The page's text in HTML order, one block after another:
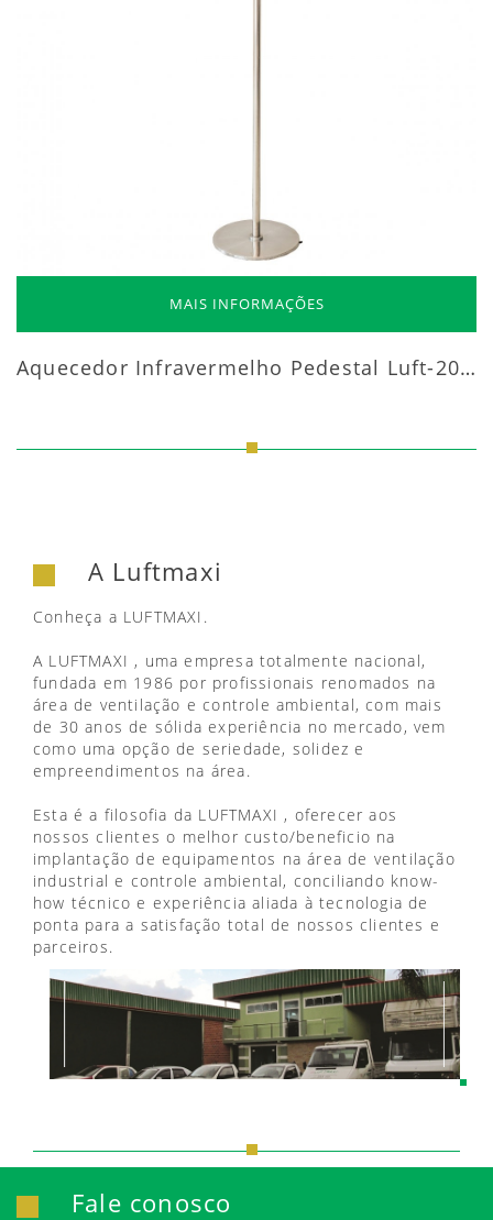
MAIS INFORMAÇÕES
Aquecedor Infravermelho Pedestal Luft-20000
A Luftmaxi
Conheça a LUFTMAXI.
A LUFTMAXI , uma empresa totalmente nacional,
fundada em 1986 por profissionais renomados na
área de ventilação e controle ambiental, com mais
de 30 anos de sólida experiência no mercado, vem
como uma opção de seriedade, solidez e
empreendimentos na área.
Esta é a filosofia da LUFTMAXI , oferecer aos
nossos clientes o melhor custo/beneficio na
implantação de equipamentos na área de ventilação
industrial e controle ambiental, conciliando know-
how técnico e experiência aliada à tecnologia de
ponta para a satisfação total de nossos clientes e
parceiros.
Fale conosco